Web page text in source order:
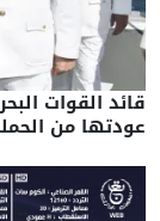
قائد القوات
عودتها من الحملة